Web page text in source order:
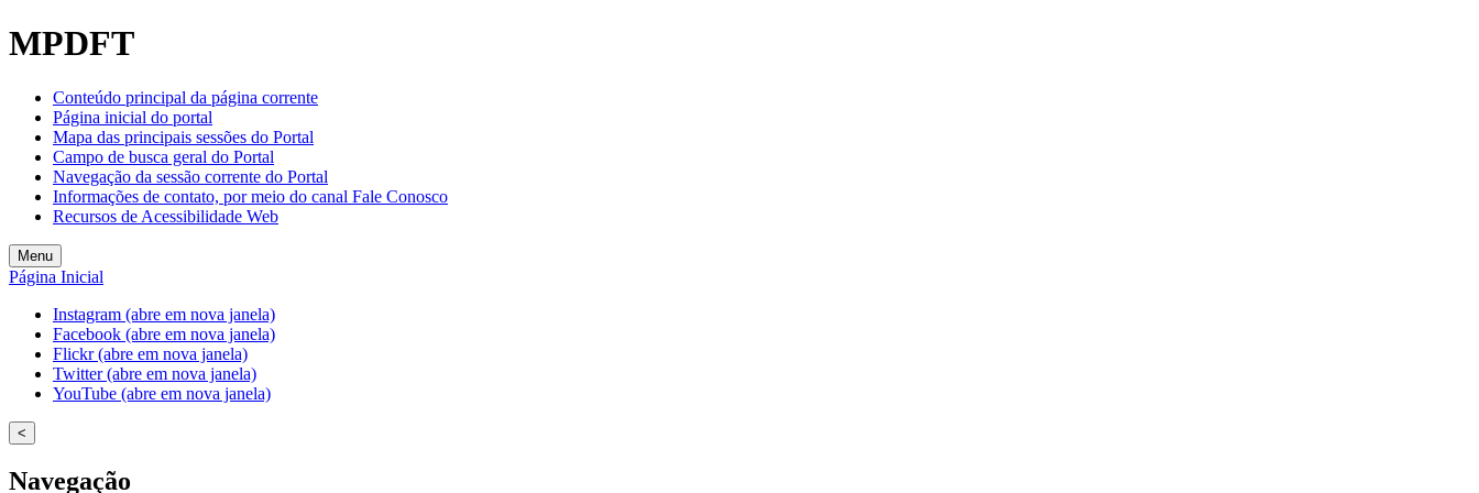
MPDFT
Conteúdo principal da página corrente
Página inicial do portal
Mapa das principais sessões do Portal
Campo de busca geral do Portal
Navegação da sessão corrente do Portal
Informações de contato, por meio do canal Fale Conosco
Recursos de Acessibilidade Web
Menu
Página Inicial
Instagram (abre em nova janela)
Facebook (abre em nova janela)
Flickr (abre em nova janela)
Twitter (abre em nova janela)
YouTube (abre em nova janela)
<
Navegação